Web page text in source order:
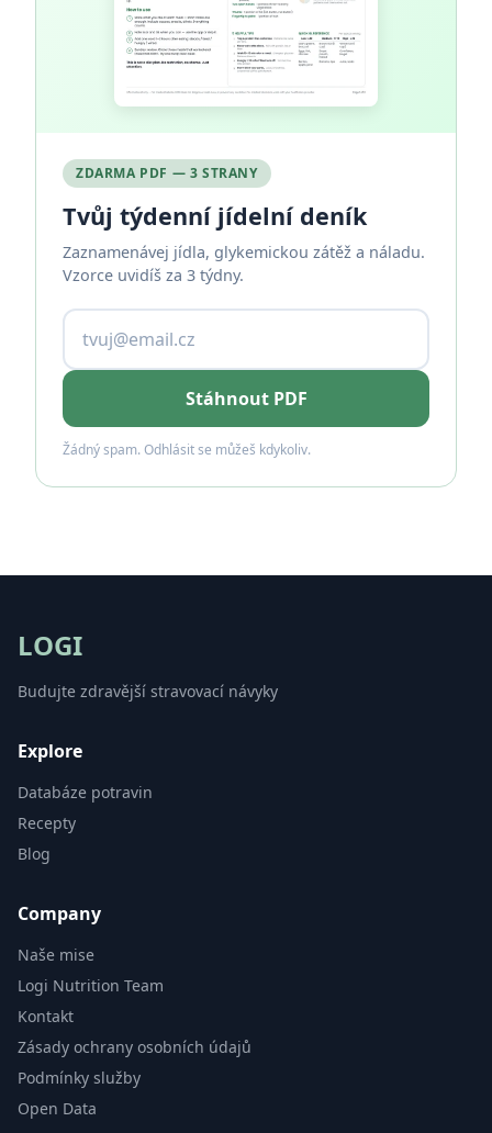
ZDARMA PDF — 3 STRANY
Tvůj týdenní jídelní deník
Zaznamenávej jídla, glykemickou zátěž a náladu.
Vzorce uvidíš za 3 týdny.
Stáhnout PDF
Žádný spam. Odhlásit se můžeš kdykoliv.
LOGI
Budujte zdravější stravovací návyky
Explore
Databáze potravin
Recepty
Blog
Company
Naše mise
Logi Nutrition Team
Kontakt
Zásady ochrany osobních údajů
Podmínky služby
Open Data